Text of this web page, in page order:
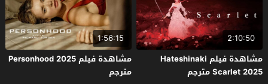
2:10:50
مشاهدة فيلم Hateshinaki
Scarlet 2025 مترجم
1:56:15
مشاهدة فيلم Personhood 2025
مترجم